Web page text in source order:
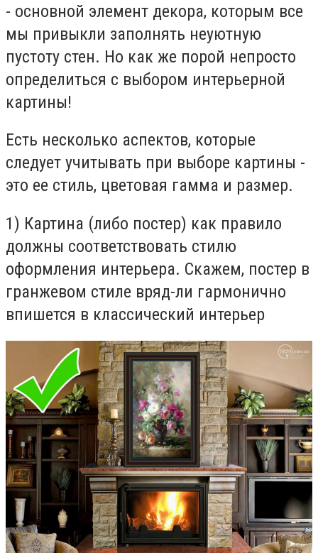
- основной элемент декора, которым все
мы привыкли заполнять неуютную
пустоту стен. Но как же порой непросто
определиться с выбором интерьерной
картины!
Есть несколько аспектов, которые
следует учитывать при выборе картины -
это ее стиль, цветовая гамма и размер.
1) Картина (либо постер) как правило
должны соответствовать стилю
оформления интерьера. Скажем, постер в
гранжевом стиле вряд-ли гармонично
впишется в классический интерьер